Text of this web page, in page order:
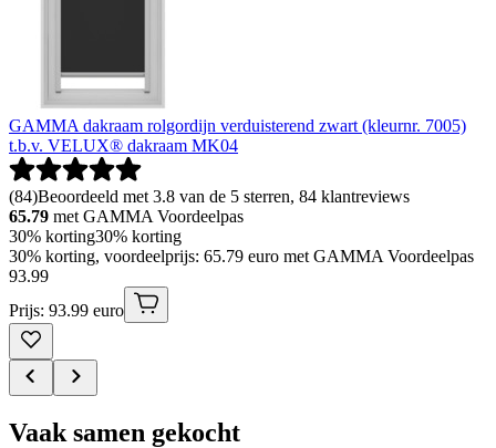
GAMMA dakraam rolgordijn verduisterend zwart (kleurnr. 7005)
t.b.v. VELUX® dakraam MK04
(84)Beoordeeld met 3.8 van de 5 sterren, 84 klantreviews
65.79 met GAMMA Voordeelpas
30% korting30% korting
30% korting, voordeelprijs: 65.79 euro met GAMMA Voordeelpas
93.99
Prijs: 93.99 euro
Vaak samen gekocht